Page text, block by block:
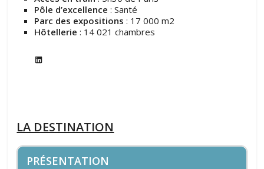
Pôle d’excellence: Santé
Parc des expositions : 17 000 m2
Hôtellerie : 14 021 chambres
LinkedIn
LA DESTINATION
PRÉSENTATION